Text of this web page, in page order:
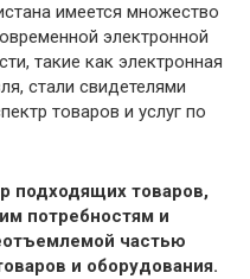
имеется множество
электронной
такие как электронная
стали свидетелями
товаров и услуг по
подходящих товаров,
потребностям и
частью
и оборудования.